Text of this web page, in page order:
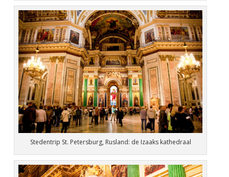
Stedentrip St. Petersburg, Rusland: de Izaaks kathedraal